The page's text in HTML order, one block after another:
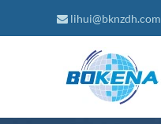
lihui@bknzdh.com